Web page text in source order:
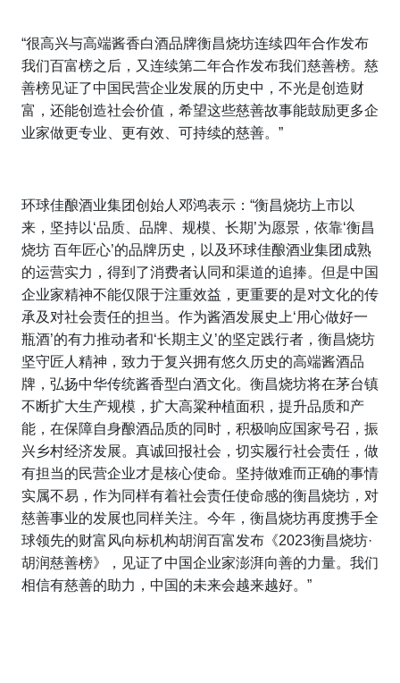
“很高兴与高端酱香白酒品牌衡昌烧坊连续四年合作发布
我们百富榜之后，又连续第二年合作发布我们慈善榜。慈
善榜见证了中国民营企业发展的历史中，不光是创造财
富，还能创造社会价值，希望这些慈善故事能鼓励更多企
业家做更专业、更有效、可持续的慈善。”
环球佳酿酒业集团创始人邓鸿表示：“衡昌烧坊上市以
来，坚持以‘品质、品牌、规模、长期’为愿景，依靠‘衡昌
烧坊 百年匠心’的品牌历史，以及环球佳酿酒业集团成熟
的运营实力，得到了消费者认同和渠道的追捧。但是中国
企业家精神不能仅限于注重效益，更重要的是对文化的传
承及对社会责任的担当。作为酱酒发展史上‘用心做好一
瓶酒’的有力推动者和‘长期主义’的坚定践行者，衡昌烧坊
坚守匠人精神，致力于复兴拥有悠久历史的高端酱酒品
牌，弘扬中华传统酱香型白酒文化。衡昌烧坊将在茅台镇
不断扩大生产规模，扩大高粱种植面积，提升品质和产
能，在保障自身酿酒品质的同时，积极响应国家号召，振
兴乡村经济发展。真诚回报社会，切实履行社会责任，做
有担当的民营企业才是核心使命。坚持做难而正确的事情
实属不易，作为同样有着社会责任使命感的衡昌烧坊，对
慈善事业的发展也同样关注。今年，衡昌烧坊再度携手全
球领先的财富风向标机构胡润百富发布《2023衡昌烧坊·
胡润慈善榜》，见证了中国企业家澎湃向善的力量。我们
相信有慈善的助力，中国的未来会越来越好。”